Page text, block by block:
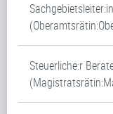
Steuerliche:r